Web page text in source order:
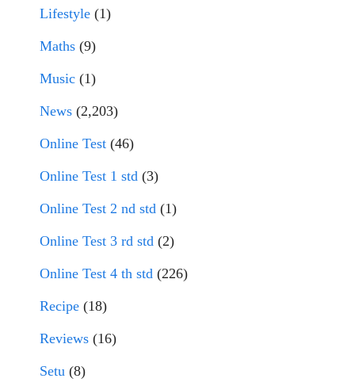
Lifestyle (1)
Maths (9)
Music (1)
News (2,203)
Online Test (46)
Online Test 1 std (3)
Online Test 2 nd std (1)
Online Test 3 rd std (2)
Online Test 4 th std (226)
Recipe (18)
Reviews (16)
Setu (8)